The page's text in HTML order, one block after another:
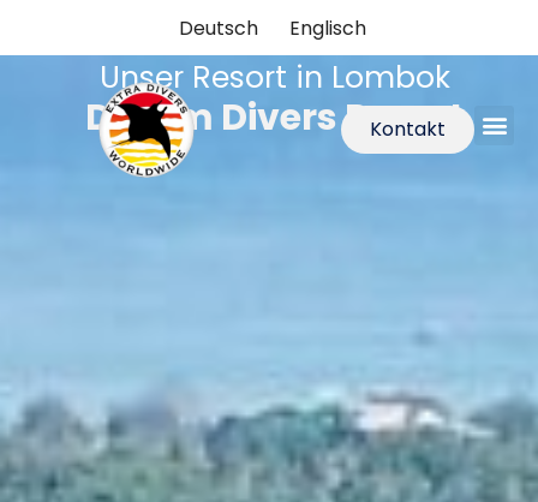
Deutsch Englisch
Kontakt
Unser Resort in Lombok
Dream Divers Resort